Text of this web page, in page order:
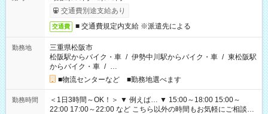
交通費別途支給あり
交通費 ■ 交通費規定内支給 ※派遣先による
勤務地
三重県松阪市
松阪駅からバイク・車 / 伊勢中川駅からバイク・車 / 東松阪駅
からバイク・車 / …
■物流センターなど ■勤務地選べます
勤務時間
＜1日3時間～OK！＞ ▼ 例えば… ▼ 15:00～18:00 15:00～
22:00 17:00～22:00 など こちら以外の時間もお気軽にご相談く